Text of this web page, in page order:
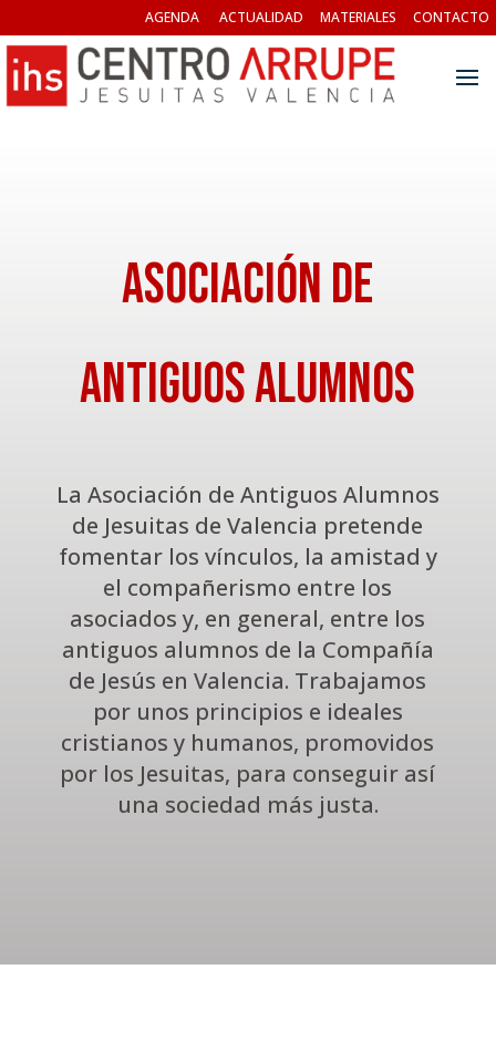
AGENDA ACTUALIDAD MATERIALES CONTACTO
Asociación de
Antiguos Alumnos
La Asociación de Antiguos Alumnos
de Jesuitas de Valencia pretende
fomentar los vínculos, la amistad y
el compañerismo entre los
asociados y, en general, entre los
antiguos alumnos de la Compañía
de Jesús en Valencia. Trabajamos
por unos principios e ideales
cristianos y humanos, promovidos
por los Jesuitas, para conseguir así
una sociedad más justa.